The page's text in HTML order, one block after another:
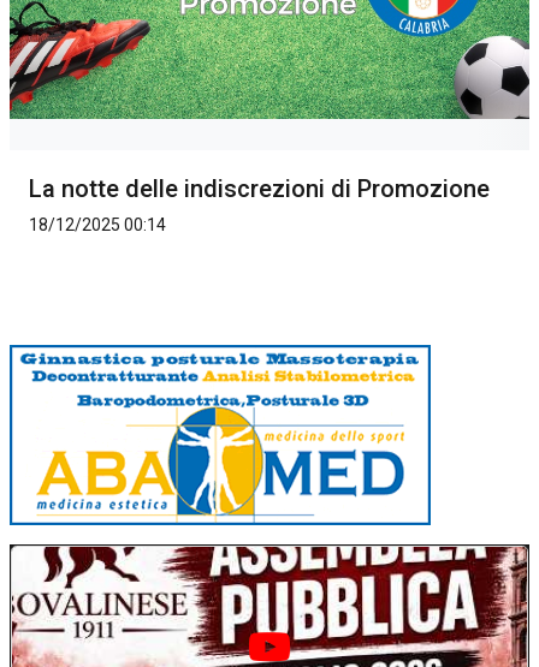
La notte delle indiscrezioni di Promozione
18/12/2025 00:14